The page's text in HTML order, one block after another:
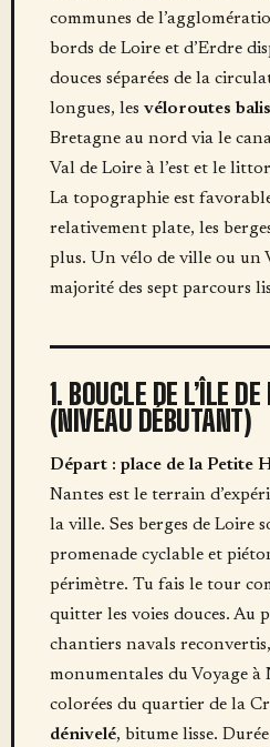
communes de
bords de Loire et d’Erdre
douces séparées de la
longues, les véloroutes
Bretagne au nord via le
Val de Loire à l’est et le
La topographie est
relativement plate, les
plus. Un vélo de ville ou un
majorité des sept parcours
1. BOUCLE DE L’ÎLE
(NIVEAU DÉBUTANT)
Départ : place de la Petite
Nantes est le terrain
la ville. Ses berges de Loire
promenade cyclable et
périmètre. Tu fais le tour
quitter les voies douces. Au
chantiers navals
monumentales du Voyage à
colorées du quartier de la
dénivelé, bitume lisse.